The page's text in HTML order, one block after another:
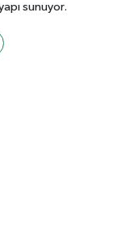
sunuyor.